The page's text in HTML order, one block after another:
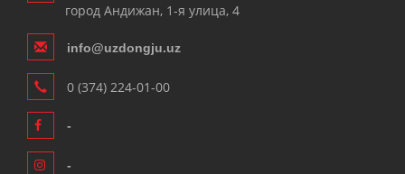
город Андижан, 1-я улица, 4
info@uzdongju.uz
0 (374) 224-01-00
-
-